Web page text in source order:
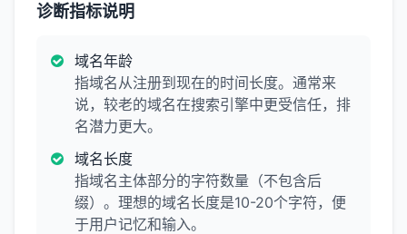
诊断指标说明
域名年龄
指域名从注册到现在的时间长度。通常来
说，较老的域名在搜索引擎中更受信任，排
名潜力更大。
域名长度
指域名主体部分的字符数量（不包含后
缀）。理想的域名长度是10-20个字符，便
于用户记忆和输入。